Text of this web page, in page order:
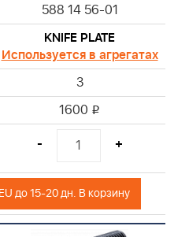
588 14 56-01
KNIFE PLATE
Используется в агрегатах
3
1600 i
- +
Поставка из РФ или EU до 15-20 дн. В корзину